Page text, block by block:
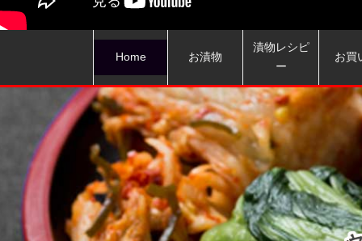
Home お漬物
漬物レシピ
ー
お買